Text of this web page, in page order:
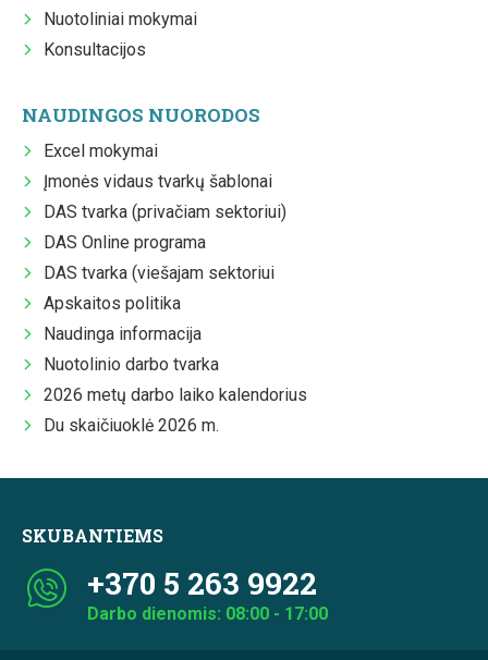
Nuotoliniai mokymai
Konsultacijos
NAUDINGOS NUORODOS
Excel mokymai
Įmonės vidaus tvarkų šablonai
DAS tvarka (privačiam sektoriui)
DAS Online programa
DAS tvarka (viešajam sektoriui
Apskaitos politika
Naudinga informacija
Nuotolinio darbo tvarka
2026 metų darbo laiko kalendorius
Du skaičiuoklė 2026 m.
SKUBANTIEMS
+370 5 263 9922
Darbo dienomis: 08:00 - 17:00